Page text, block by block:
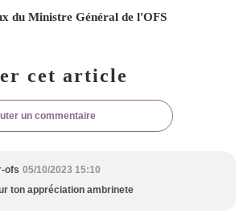
du Ministre Général de l'OFS
cet article
un commentaire
ofs 05/10/2023 15:10
ton appréciation ambrinete